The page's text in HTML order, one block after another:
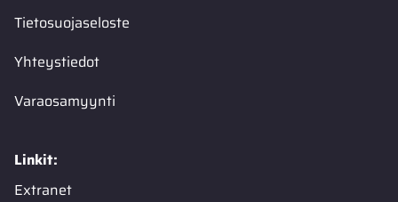
Tietosuojaseloste
Yhteystiedot
Varaosamyynti
Linkit:
Extranet